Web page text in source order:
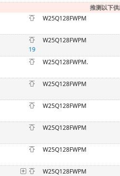
推测以下
W25Q128FWPM
19
W25Q128FWPM
W25Q128FWPM.
W25Q128FWPM
W25Q128FWPM
W25Q128FWPM
W25Q128FWPM
W25Q128FWPM